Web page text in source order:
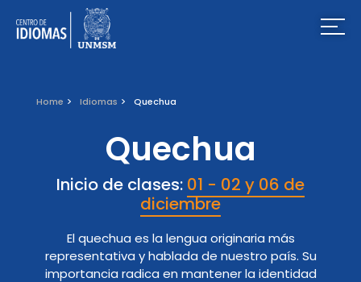
Home Idiomas Quechua
Quechua
Inicio de clases: 01 - 02 y 06 de
diciembre
El quechua es la lengua originaria más
representativa y hablada de nuestro país. Su
importancia radica en mantener la identidad